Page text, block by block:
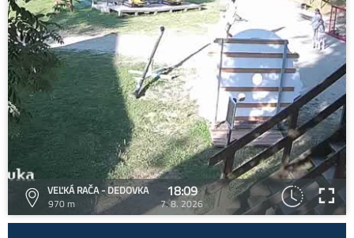
VEĽKÁ RAČA - DEDOVKA
970 m
18:09
7. 8. 2026